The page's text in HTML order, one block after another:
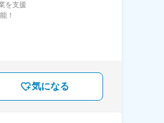
を支援
！
気になる